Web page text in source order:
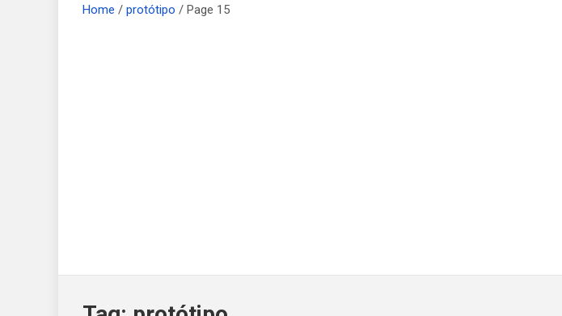
Home protótipo Page 15